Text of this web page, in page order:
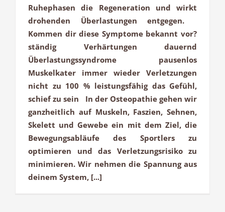
Ruhephasen die Regeneration und wirkt
drohenden Überlastungen entgegen.
Kommen dir diese Symptome bekannt vor?
ständig Verhärtungen dauernd
Überlastungssyndrome pausenlos
Muskelkater immer wieder Verletzungen
nicht zu 100 % leistungsfähig das Gefühl,
schief zu sein In der Osteopathie gehen wir
ganzheitlich auf Muskeln, Faszien, Sehnen,
Skelett und Gewebe ein mit dem Ziel, die
Bewegungsabläufe des Sportlers zu
optimieren und das Verletzungsrisiko zu
minimieren. Wir nehmen die Spannung aus
deinem System, [...]